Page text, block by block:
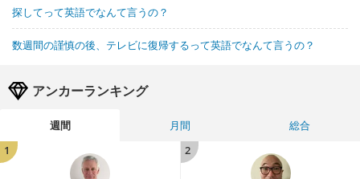
探してって英語でなんて言うの？
数週間の謹慎の後、テレビに復帰するって英語でなんて言うの？
アンカーランキング
週間 月間
総合
1
2